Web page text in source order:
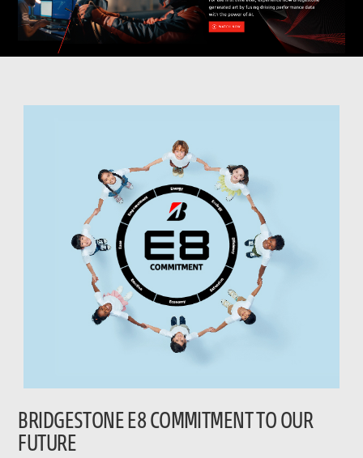
BRIDGESTONE E8 COMMITMENT TO OUR
FUTURE